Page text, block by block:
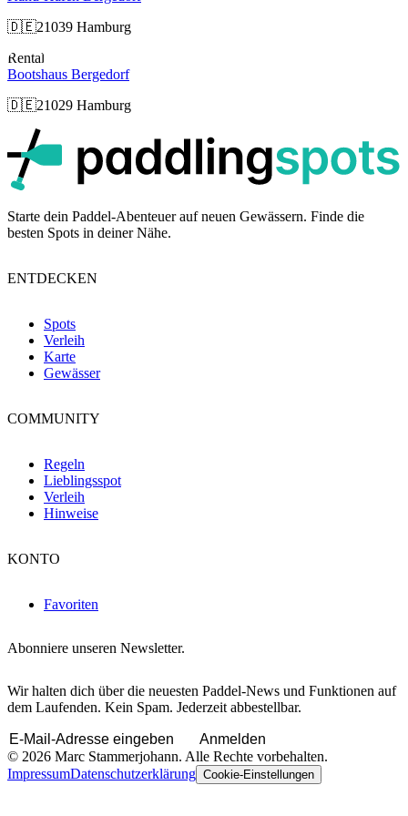
🇩🇪21039 Hamburg
Rental
Bootshaus Bergedorf
🇩🇪21029 Hamburg
Starte dein Paddel-Abenteuer auf neuen Gewässern. Finde die
besten Spots in deiner Nähe.
ENTDECKEN
Spots
Verleih
Karte
Gewässer
COMMUNITY
Regeln
Lieblingsspot
Verleih
Hinweise
KONTO
Favoriten
Abonniere unseren Newsletter.
Wir halten dich über die neuesten Paddel-News und Funktionen auf
dem Laufenden. Kein Spam. Jederzeit abbestellbar.
Anmelden
© 2026 Marc Stammerjohann. Alle Rechte vorbehalten.
ImpressumDatenschutzerklärung Cookie-Einstellungen